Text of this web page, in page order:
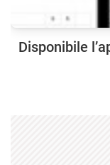
Disponibile